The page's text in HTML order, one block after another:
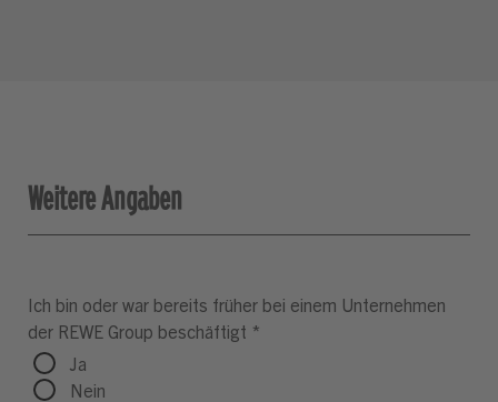
Weitere Angaben
Ich bin oder war bereits früher bei einem Unternehmen
der REWE Group beschäftigt *
Ja
Nein